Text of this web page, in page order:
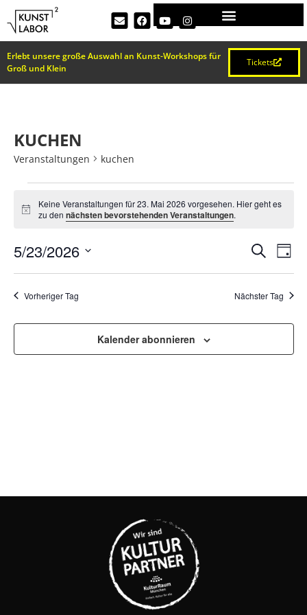
Erlebt unsere große Auswahl an Kunst-Workshops für
Groß und Klein
Tickets
KUCHEN
Veranstaltungen kuchen
Hinweis
Keine Veranstaltungen für 23. Mai 2026 vorgesehen. Hier geht es
zu den nächsten bevorstehenden Veranstaltungen.
UND
SucheTag
5/23/2026
wählen.
Vorheriger Tag Nächster Tag
Kalender abonnieren